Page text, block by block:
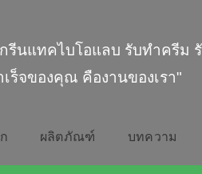
กรีนแทคไบโอแลบ รับทำครี
ร็จของคุณ คืองานของเรา"
ผลิตภัณฑ์ บทความ